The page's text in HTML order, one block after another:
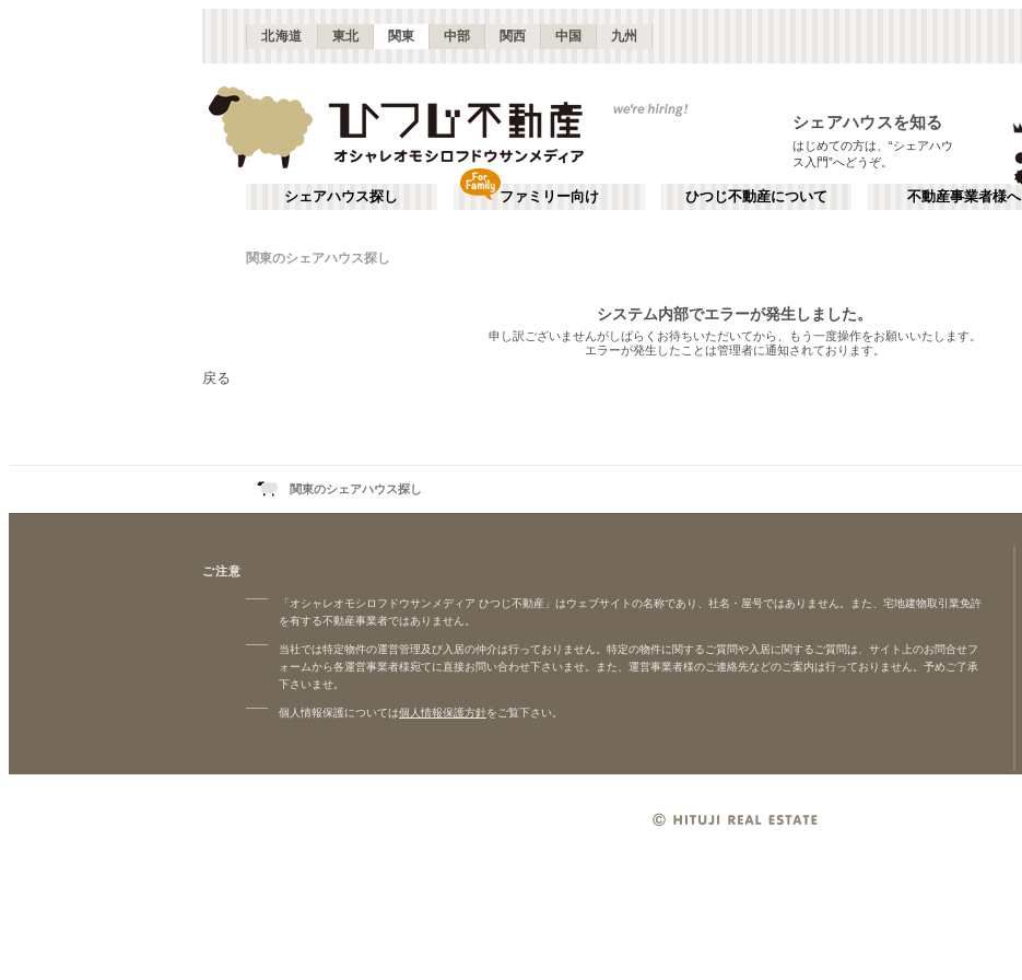
北海道 東北 関東 中部 関西 中国 九州
シェアハウスを知る
はじめての方は、“シェアハウ
ス入門”へどうぞ。
シェアハウス探し ファミリー向け ひつじ不動産について 不動産事業者様へ
関東のシェアハウス探し
システム内部でエラーが発生しました。
申し訳ございませんがしばらくお待ちいただいてから、
もう一度操作をお願いいたします。
エラーが発生したことは管理者に通知されております。
戻る
関東のシェアハウス探し
ご注意
「オシャレオモシロフドウサンメディア ひつじ不動産」はウェブサイトの名称であり、社名・屋号ではありません。また、宅地建物取引業免許
を有する不動産事業者ではありません。
当社では特定物件の運営管理及び入居の仲介は行っておりません。特定の物件に関するご質問や入居に関するご質問は、サイト上のお問合せフ
ォームから各運営事業者様宛てに直接お問い合わせ下さいませ。また、運営事業者様のご連絡先などのご案内は行っておりません。予めご了承
下さいませ。
個人情報保護については個人情報保護方針をご覧下さい。